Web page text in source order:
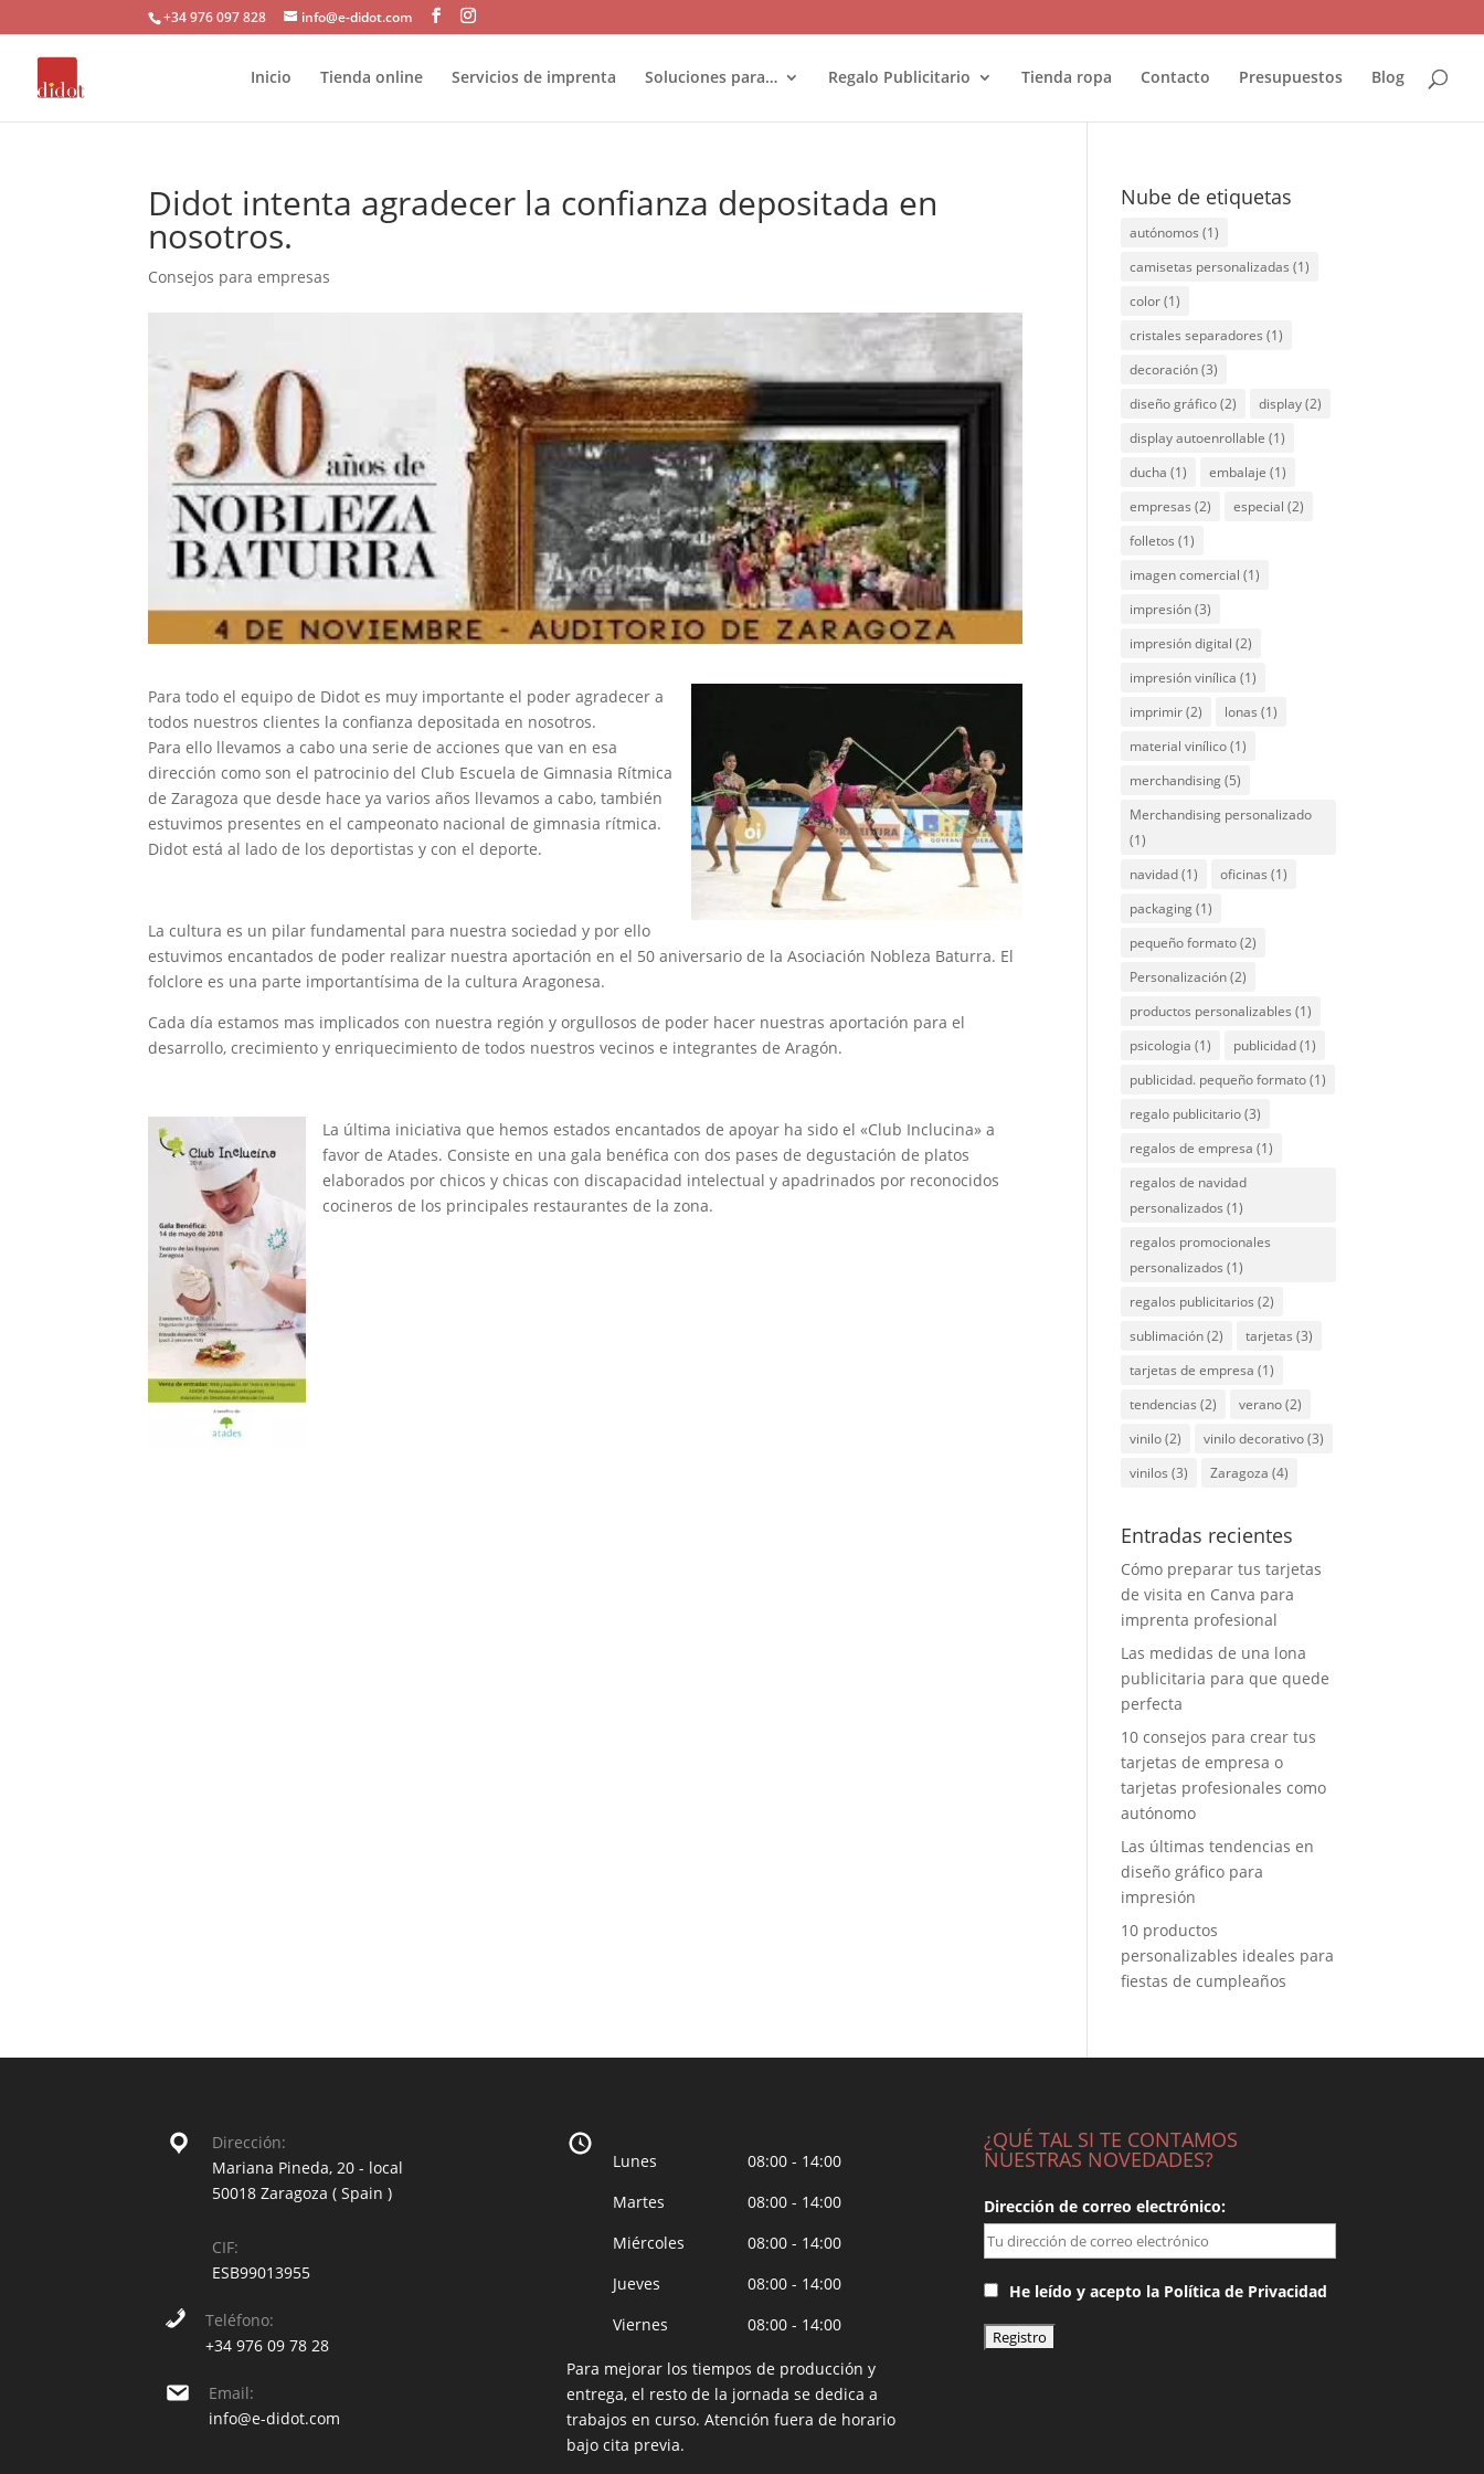
+34 976 097 828 info@e-didot.com
Inicio Tienda online Servicios de imprenta Soluciones para… Regalo Publicitario Tienda ropa Contacto Presupuestos Blog
Didot intenta agradecer la confianza depositada en
nosotros.
Consejos para empresas
Para todo el equipo de Didot es muy importante el poder agradecer a
todos nuestros clientes la confianza depositada en nosotros.
Para ello llevamos a cabo una serie de acciones que van en esa
dirección como son el patrocinio del Club Escuela de Gimnasia Rítmica
de Zaragoza que desde hace ya varios años llevamos a cabo, también
estuvimos presentes en el campeonato nacional de gimnasia rítmica.
Didot está al lado de los deportistas y con el deporte.
La cultura es un pilar fundamental para nuestra sociedad y por ello
estuvimos encantados de poder realizar nuestra aportación en el 50 aniversario de la Asociación Nobleza Baturra. El
folclore es una parte importantísima de la cultura Aragonesa.
Cada día estamos mas implicados con nuestra región y orgullosos de poder hacer nuestras aportación para el
desarrollo, crecimiento y enriquecimiento de todos nuestros vecinos e integrantes de Aragón.
La última iniciativa que hemos estados encantados de apoyar ha sido el «Club Inclucina» a
favor de Atades. Consiste en una gala benéfica con dos pases de degustación de platos
elaborados por chicos y chicas con discapacidad intelectual y apadrinados por reconocidos
cocineros de los principales restaurantes de la zona.
Nube de etiquetas
autónomos (1)
camisetas personalizadas (1)
color(1)
cristales separadores (1)
decoración(3)
diseño gráfico(2) display(2)
display autoenrollable (1)
ducha (1) embalaje (1)
empresas (2) especial (2)
folletos (1)
imagen comercial (1)
impresión(3)
impresión digital (2)
impresión vinílica (1)
imprimir(2) lonas (1)
material vinílico(1)
merchandising(5)
Merchandising personalizado
(1)
navidad(1) oficinas (1)
packaging(1)
pequeño formato(2)
Personalización(2)
productos personalizables (1)
psicologia (1) publicidad(1)
publicidad. pequeño formato(1)
regalo publicitario(3)
regalos de empresa (1)
regalos de navidad
personalizados (1)
regalos promocionales
personalizados (1)
regalos publicitarios (2)
sublimación(2) tarjetas (3)
tarjetas de empresa (1)
tendencias (2) verano(2)
vinilo(2) vinilo decorativo(3)
vinilos (3) Zaragoza (4)
Entradas recientes
Cómo preparar tus tarjetas
de visita en Canva para
imprenta profesional
Las medidas de una lona
publicitaria para que quede
perfecta
10 consejos para crear tus
tarjetas de empresa o
tarjetas profesionales como
autónomo
Las últimas tendencias en
diseño gráfico para
impresión
10 productos
personalizables ideales para
fiestas de cumpleaños
Dirección:
Mariana Pineda, 20 - local
50018 Zaragoza ( Spain )
CIF:
ESB99013955
Teléfono:
+34 976 09 78 28
Email:
info@e-didot.com
Lunes
08:00 - 14:00
Martes
08:00 - 14:00
Miércoles
08:00 - 14:00
Jueves
08:00 - 14:00
Viernes
08:00 - 14:00
Para mejorar los tiempos de producción y
entrega, el resto de la jornada se dedica a
trabajos en curso. Atención fuera de horario
bajo cita previa.
¿QUÉ TAL SI TE CONTAMOS
NUESTRAS NOVEDADES?
Dirección de correo electrónico:
He leído y acepto la Política de Privacidad